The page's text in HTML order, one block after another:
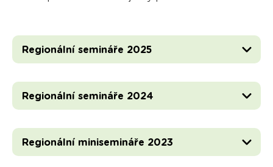
Regionální semináře 2025
Regionální semináře 2024
Regionální minisemináře 2023